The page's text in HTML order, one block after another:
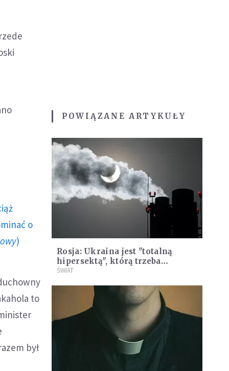
o
)
to
był
POWIĄZANE ARTYKUŁY
Rosja: Ukraina jest "totalną
hipersektą", którą trzeba
"zdesatanizować"
ŚWIAT